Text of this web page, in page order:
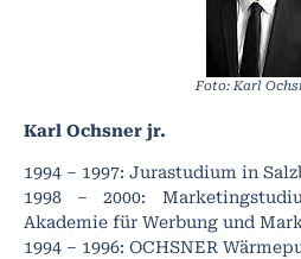
Foto: Karl
Karl Ochsner jr.
1994 – 1997: Jurastudium in
1998 – 2000:
Akademie für Werbung und
1994 – 1996: OCHSNER